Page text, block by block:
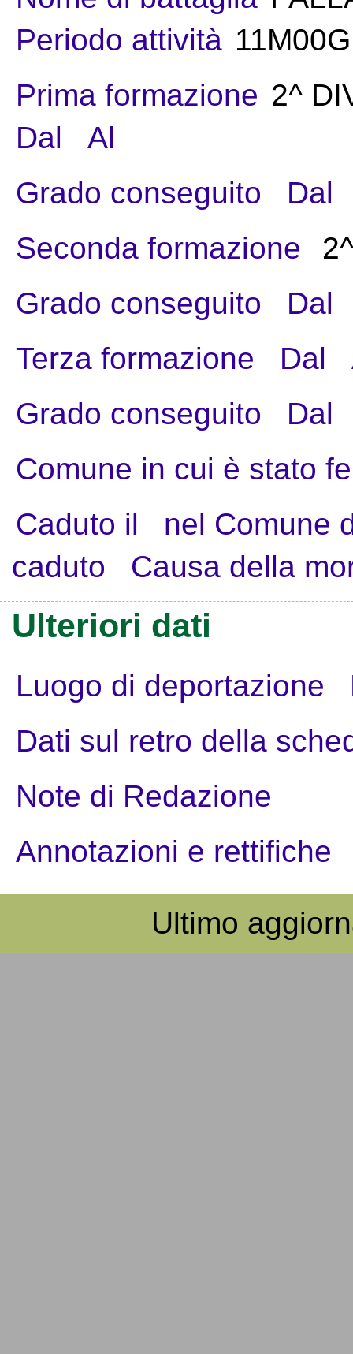
Periodo attività 11M00G
Prima formazione 2^
Dal
Al
Grado conseguito
Dal
Seconda formazione
Grado conseguito
Dal
Terza formazione
Dal
Grado conseguito
Dal
Comune in cui è stato
Caduto il
nel Comune
caduto
Causa della
Ulteriori dati
Luogo di deportazione
Dati sul retro della
Note di Redazione
Annotazioni e rettifiche
Ultimo